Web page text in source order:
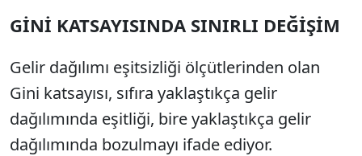
Sesi Aç
GİNİ KATSAYISINDA SINIRLI DEĞİŞİM
Gelir dağılımı eşitsizliği ölçütlerinden olan
Gini katsayısı, sıfıra yaklaştıkça gelir
dağılımında eşitliği, bire yaklaştıkça gelir
dağılımında bozulmayı ifade ediyor.